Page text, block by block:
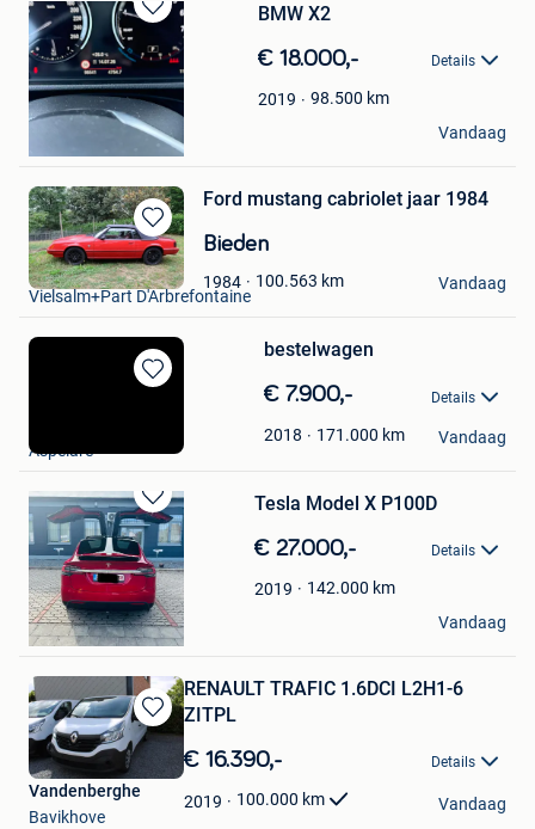
Bewaren
in
Mijn
Favorieten
BMW X2
€ 18.000,- Details
2019 98.500 km
bea r
Vandaag
Bewaren
in
Mijn
Favorieten
Ford mustang cabriolet jaar 1984
Bieden
1984 100.563 km
Baccus
Vielsalm+Part D'Arbrefontaine
Vandaag
Bewaren
Favorieten
bestelwagen
€ 7.900,- Details
2018 171.000 km
Aspelare
Vandaag
Bewaren
in
Mijn
Favorieten
Tesla Model X P100D
€ 27.000,- Details
2019 142.000 km
alex
Dour
Vandaag
Bewaren
in
Mijn
Favorieten
RENAULT TRAFIC 1.6DCI L2H1-6
ZITPL
€ 16.390,- Details
2019 100.000 km
Vandenberghe
Bavikhove
Vandaag